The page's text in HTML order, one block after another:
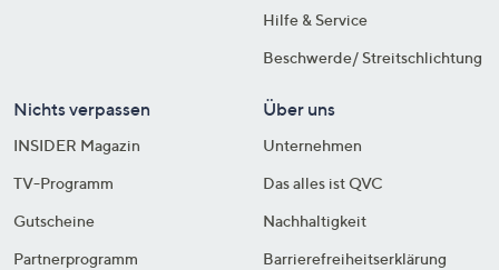
Hilfe & Service
Beschwerde/ Streitschlichtung
Nichts verpassen
INSIDER Magazin
TV-Programm
Gutscheine
Partnerprogramm
Über uns
Unternehmen
Das alles ist QVC
Nachhaltigkeit
Barrierefreiheitserklärung